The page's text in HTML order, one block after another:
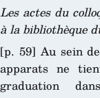
Les actes du
à la bibliothèque
[p. 59] Au sein
apparats ne
graduation